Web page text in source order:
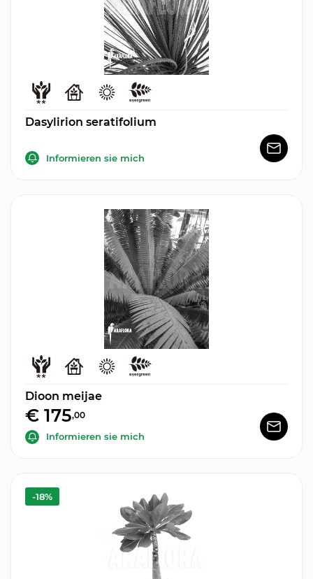
Dasylirion seratifolium
Informieren sie mich
Dioon meijae
€ 175,00
Informieren sie mich
-18%